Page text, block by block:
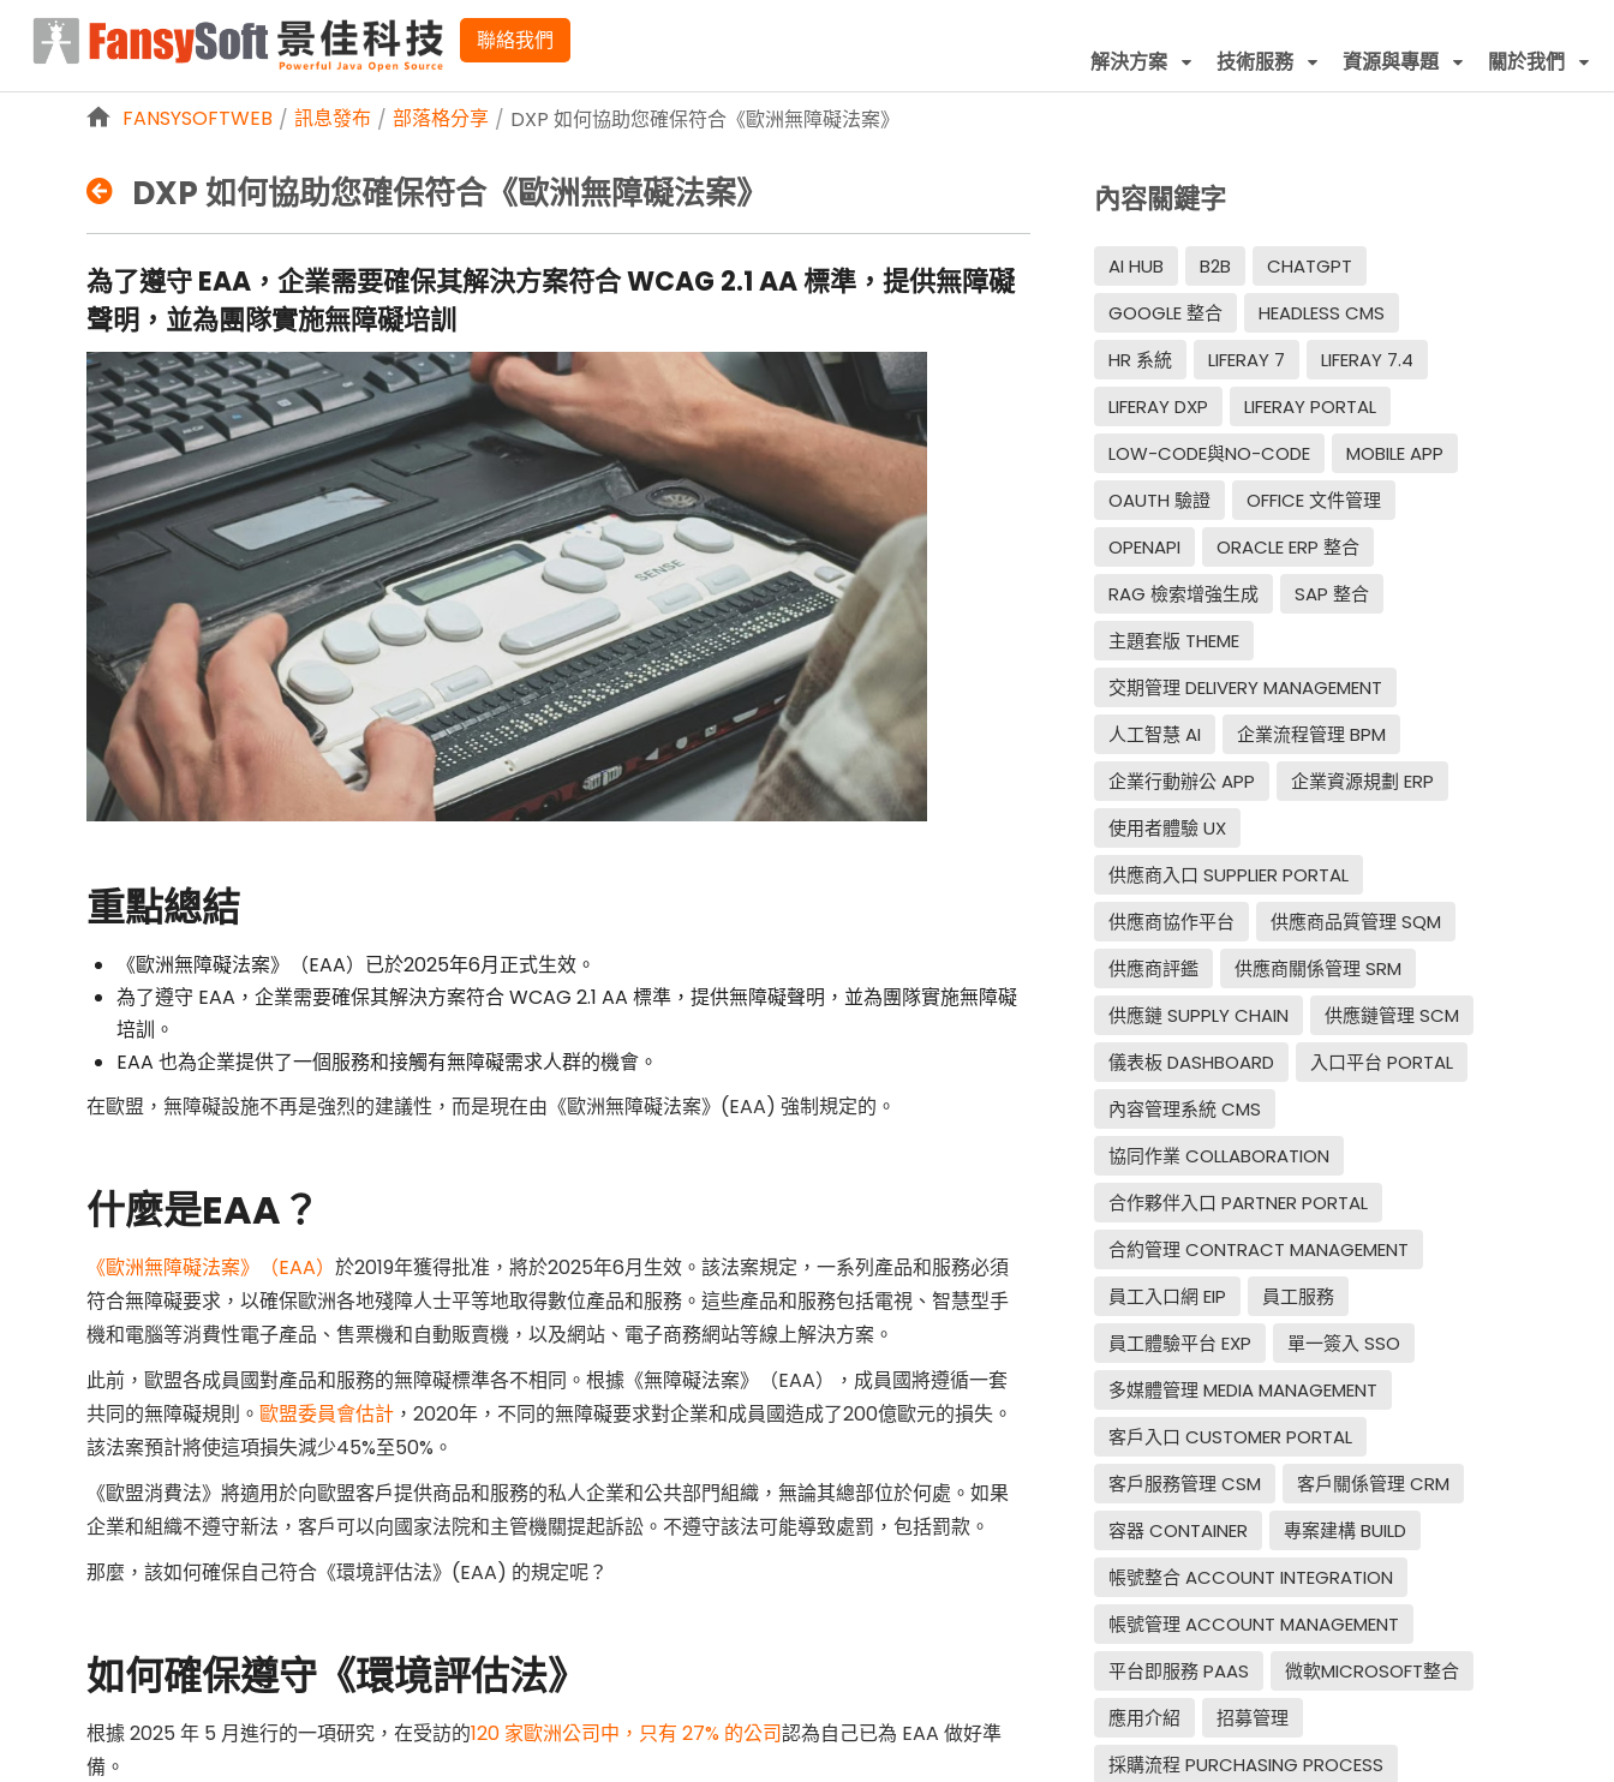
略過到內容
聯絡我們
解決方案
技術服務 資源與專題 關於我們
FANSYSOFTWEB / 訊息發布 / 部落格分享 / DXP 如何協助您確保符合《歐洲無障礙法案》
DXP 如何協助您確保符合《歐洲無障礙法案》
D
X
P
如
何
協
助
您
保
符
合
歐
洲
無
障
礙
法
》
為了遵守 EAA，企業需要確保其解決方案符合 WCAG 2.1 AA 標準，提供無障礙
聲明，並為團隊實施無障礙培訓
重點總結
《歐洲無障礙法案》（EAA）已於2025年6月正式生效。
為了遵守 EAA，企業需要確保其解決方案符合 WCAG 2.1 AA 標準，提供無障礙聲明，並為團隊實施無障礙
培訓。
EAA 也為企業提供了一個服務和接觸有無障礙需求人群的機會。
在歐盟，無障礙設施不再是強烈的建議性，而是現在由《歐洲無障礙法案》(EAA) 強制規定的。
什麼是EAA？
《歐洲無障礙法案》（EAA）於2019年獲得批准，將於2025年6月生效。該法案規定，一系列產品和服務必須
符合無障礙要求，以確保歐洲各地殘障人士平等地取得數位產品和服務。這些產品和服務包括電視、智慧型手
機和電腦等消費性電子產品、售票機和自動販賣機，以及網站、電子商務網站等線上解決方案。
此前，歐盟各成員國對產品和服務的無障礙標準各不相同。根據《無障礙法案》（EAA），成員國將遵循一套
共同的無障礙規則。歐盟委員會估計 ，2020年，不同的無障礙要求對企業和成員國造成了200億歐元的損失。
該法案預計將使這項損失減少45%至50%。
《歐盟消費法》將適用於向歐盟客戶提供商品和服務的私人企業和公共部門組織，無論其總部位於何處。如果
企業和組織不遵守新法，客戶可以向國家法院和主管機關提起訴訟。不遵守該法可能導致處罰，包括罰款。
那麼，該如何確保自己符合《環境評估法》(EAA) 的規定呢？
如何確保遵守《環境評估法》
根據 2025 年 5 月進行的一項研究，在受訪的120 家歐洲公司中，只有 27% 的公司認為自己已為 EAA 做好準
備。
內容關鍵字
AI HUB B2B
CHATGPT
GOOGLE 整合
HEADLESS CMS
HR 系統
LIFERAY 7
LIFERAY 7.4
LIFERAY DXP
LIFERAY PORTAL
LOW-CODE與NO-CODE
MOBILE APP
OAUTH 驗證
OFFICE 文件管理
OPENAPI
ORACLE ERP 整合
RAG 檢索增強生成
SAP 整合
主題套版 THEME
交期管理 DELIVERY MANAGEMENT
人工智慧 AI
企業流程管理 BPM
企業行動辦公 APP
企業資源規劃 ERP
使用者體驗 UX
供應商入口 SUPPLIER PORTAL
供應商協作平台
供應商品質管理 SQM
供應商評鑑
供應商關係管理 SRM
供應鏈 SUPPLY CHAIN
供應鏈管理 SCM
儀表板 DASHBOARD
入口平台 PORTAL
內容管理系統 CMS
協同作業 COLLABORATION
合作夥伴入口 PARTNER PORTAL
合約管理 CONTRACT MANAGEMENT
員工入口網 EIP
員工服務
員工體驗平台 EXP
單一簽入 SSO
多媒體管理 MEDIA MANAGEMENT
客戶入口 CUSTOMER PORTAL
客戶服務管理 CSM
客戶關係管理 CRM
容器 CONTAINER
專案建構 BUILD
帳號整合 ACCOUNT INTEGRATION
帳號管理 ACCOUNT MANAGEMENT
平台即服務 PAAS
微軟MICROSOFT整合
應用介紹
招募管理
採購流程 PURCHASING PROCESS